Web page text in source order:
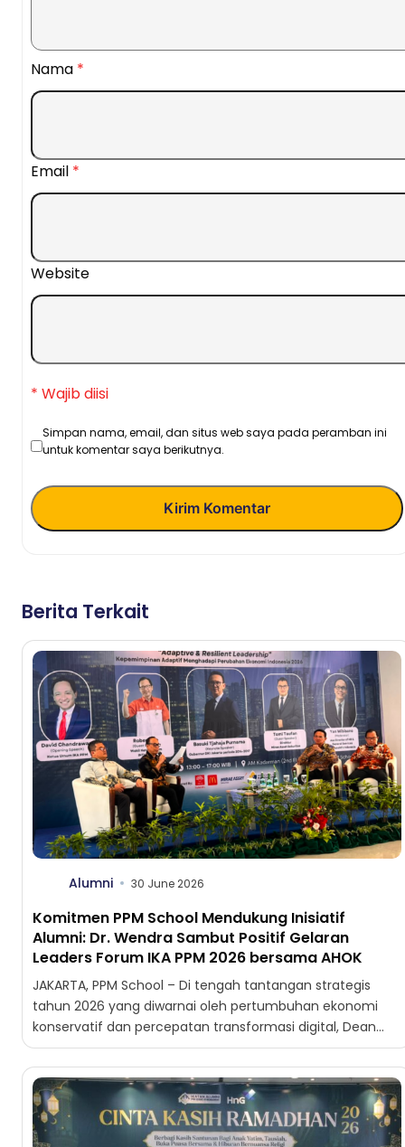
Nama *
Email *
Website
* Wajib diisi
Simpan nama, email, dan situs web saya pada peramban ini
untuk komentar saya berikutnya.
Kirim Komentar
Berita Terkait
Alumni 30 June 2026
Komitmen PPM School Mendukung Inisiatif
Alumni: Dr. Wendra Sambut Positif Gelaran
Leaders Forum IKA PPM 2026 bersama AHOK
JAKARTA, PPM School – Di tengah tantangan strategis
tahun 2026 yang diwarnai oleh pertumbuhan ekonomi
konservatif dan percepatan transformasi digital, Dean
(Ketua) PPM School of...